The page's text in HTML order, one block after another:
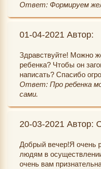
Ответ: Формируем
01-04-2021 Автор:
Здравствуйте! Можно
ребенка? Чтобы он
написать? Спасибо
Ответ: Про ребенка
сами.
20-03-2021 Автор:
Добрый вечер!Я очень
людям в
очень вам